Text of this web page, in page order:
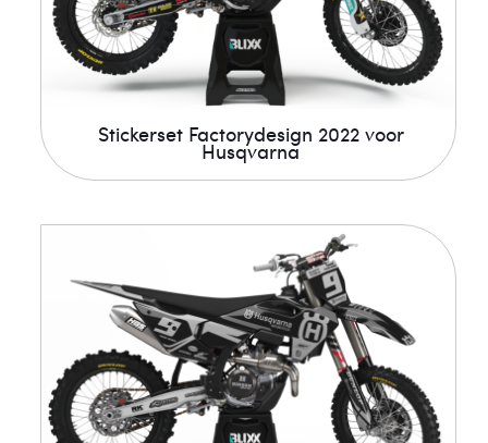
Stickerset Factorydesign 2022 voor
Husqvarna